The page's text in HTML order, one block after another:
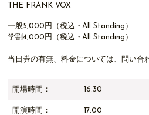
THE FRANK VOX
一般5,000円（税込・All Standing）
学割4,000円（税込・All Standing）
当日券の有無、料金については、問い合
開場時間： 16:30
開演時間： 17:00